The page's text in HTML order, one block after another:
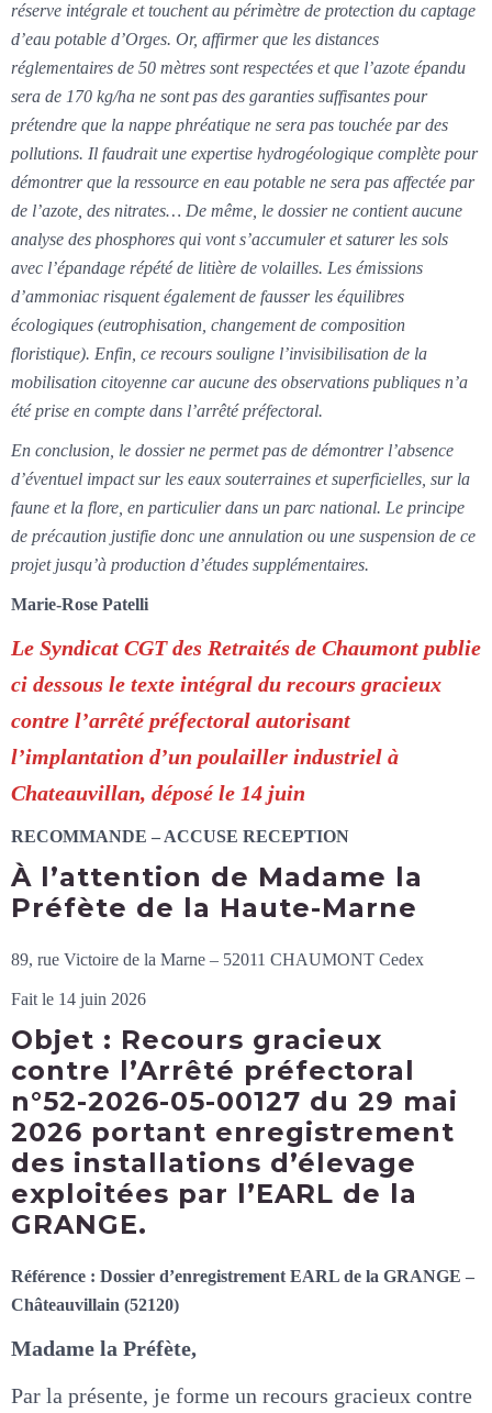
réserve intégrale et touchent au périmètre de protection du captage
d’eau potable d’Orges. Or, affirmer que les distances
réglementaires de 50 mètres sont respectées et que l’azote épandu
sera de 170 kg/ha ne sont pas des garanties suffisantes pour
prétendre que la nappe phréatique ne sera pas touchée par des
pollutions. Il faudrait une expertise hydrogéologique complète pour
démontrer que la ressource en eau potable ne sera pas affectée par
de l’azote, des nitrates… De même, le dossier ne contient aucune
analyse des phosphores qui vont s’accumuler et saturer les sols
avec l’épandage répété de litière de volailles. Les émissions
d’ammoniac risquent également de fausser les équilibres
écologiques (eutrophisation, changement de composition
floristique). Enfin, ce recours souligne l’invisibilisation de la
mobilisation citoyenne car aucune des observations publiques n’a
été prise en compte dans l’arrêté préfectoral.
En conclusion, le dossier ne permet pas de démontrer l’absence
d’éventuel impact sur les eaux souterraines et superficielles, sur la
faune et la flore, en particulier dans un parc national. Le principe
de précaution justifie donc une annulation ou une suspension de ce
projet jusqu’à production d’études supplémentaires.
Marie-Rose Patelli
Le Syndicat CGT des Retraités de Chaumont publie
ci dessous le texte intégral du recours gracieux
contre l’arrêté préfectoral autorisant
l’implantation d’un poulailler industriel à
Chateauvillan, déposé le 14 juin
RECOMMANDE – ACCUSE RECEPTION
À l’attention de Madame la
Préfète de la Haute-Marne
89, rue Victoire de la Marne – 52011 CHAUMONT Cedex
Fait le 14 juin 2026
Objet : Recours gracieux
contre l’Arrêté préfectoral
n°52-2026-05-00127 du 29 mai
2026 portant enregistrement
des installations d’élevage
exploitées par l’EARL de la
GRANGE.
Référence : Dossier d’enregistrement EARL de la GRANGE –
Châteauvillain (52120)
Madame la Préfète,
Par la présente, je forme un recours gracieux contre